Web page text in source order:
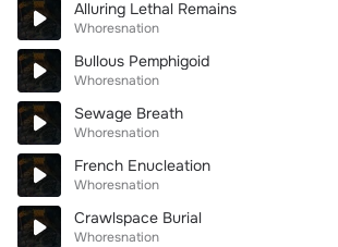
Alluring Lethal Remains
Whoresnation
Bullous Pemphigoid
Whoresnation
Sewage Breath
Whoresnation
French Enucleation
Whoresnation
Crawlspace Burial
Whoresnation